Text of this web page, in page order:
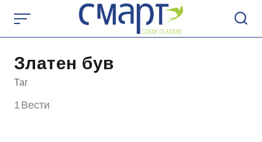
content
Златен був
Таг
1 Вести